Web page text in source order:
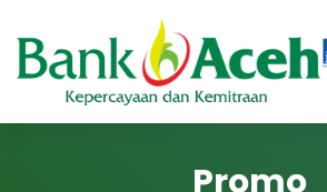
to
Content
Promo